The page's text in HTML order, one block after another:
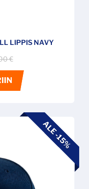
LIPPIS NAVY
€
ALE -15%